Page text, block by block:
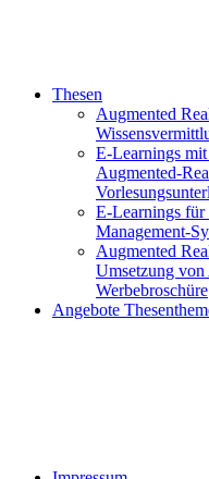
Thesen
Augmented
E-Learnings
Augmented-
E-Learnings für
Management-
Augmented
Umsetzung
Werbebroschüre
Angebote